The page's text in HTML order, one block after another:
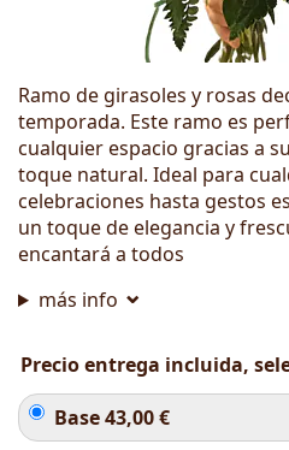
Ramo de girasoles y rosas
temporada. Este ramo es
cualquier espacio gracias a
toque natural. Ideal para
celebraciones hasta gestos
un toque de elegancia y
encantará a todos
más info
Precio entrega incluida,
Base43,00€